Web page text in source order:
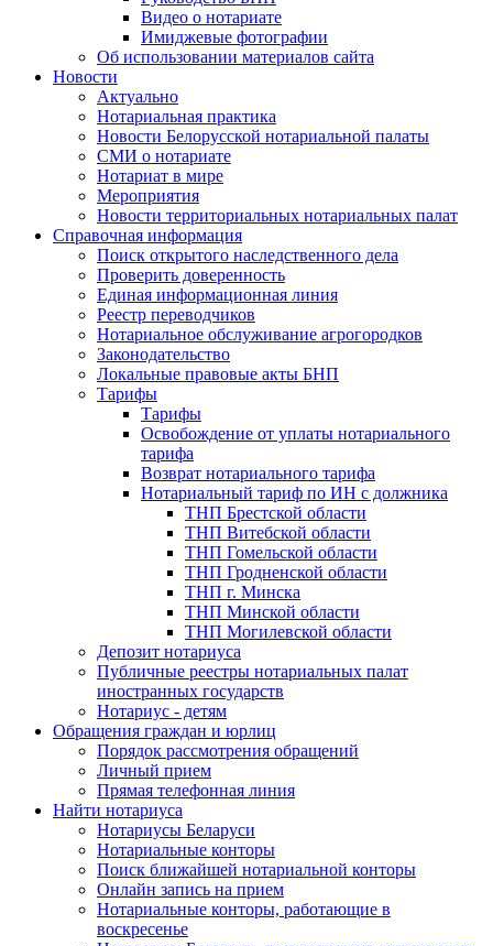
Видео о нотариате
Имиджевые фотографии
Об использовании материалов сайта
Новости
Актуально
Нотариальная практика
Новости Белорусской нотариальной палаты
СМИ о нотариате
Нотариат в мире
Мероприятия
Новости территориальных нотариальных палат
Справочная информация
Поиск открытого наследственного дела
Проверить доверенность
Единая информационная линия
Реестр переводчиков
Нотариальное обслуживание агрогородков
Законодательство
Локальные правовые акты БНП
Тарифы
Тарифы
Освобождение от уплаты нотариального
тарифа
Возврат нотариального тарифа
Нотариальный тариф по ИН с должника
ТНП Брестской области
ТНП Витебской области
ТНП Гомельской области
ТНП Гродненской области
ТНП г. Минска
ТНП Минской области
ТНП Могилевской области
Депозит нотариуса
Публичные реестры нотариальных палат
иностранных государств
Нотариус - детям
Обращения граждан и юрлиц
Порядок рассмотрения обращений
Личный прием
Прямая телефонная линия
Найти нотариуса
Нотариусы Беларуси
Нотариальные конторы
Поиск ближайшей нотариальной конторы
Онлайн запись на прием
Нотариальные конторы, работающие в
воскресенье